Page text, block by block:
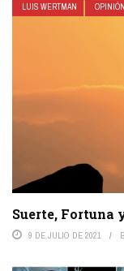
LUIS WERTMAN OPINIÓN
Suerte, Fortuna
9 DE JULIO DE 2021